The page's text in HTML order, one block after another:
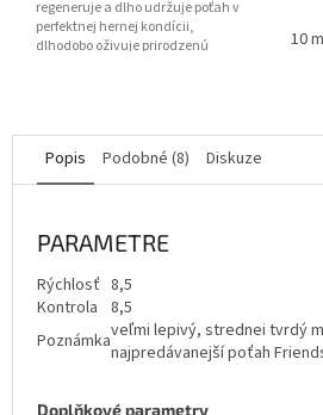
regeneruje a dlho udržuje poťah v
perfektnej hernej kondícii,
dlhodobo oživuje prirodzenú
10
Popis Podobné (8) Diskuze
PARAMETRE
Rýchlosť 8,5
Kontrola 8,5
Poznámkaveľmi lepivý, strednei tvrdý
najpredávanejší poťah
Doplňkové parametry